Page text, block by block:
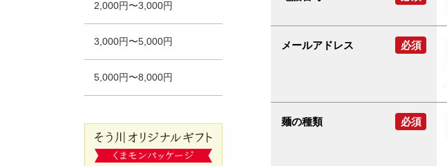
メールアドレス 必須
麺の種類 必須
2,000円〜3,000円
3,000円〜5,000円
5,000円〜8,000円